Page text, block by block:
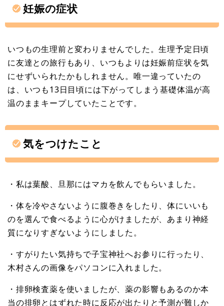
妊娠の症状
いつもの生理前と変わりませんでした。生理予定日頃
に友達との旅行もあり、いつもよりは妊娠前症状を気
にせずいられたかもしれません。唯一違っていたの
は、いつも13日目頃には下がってしまう基礎体温が高
温のままキープしていたことです。
気をつけたこと
・私は葉酸、旦那にはマカを飲んでもらいました。
・体を冷やさないように腹巻きをしたり、体にいいも
のを選んで食べるように心がけましたが、あまり神経
質になりすぎないようにしました。
・すがりたい気持ちで子宝神社へお参りに行ったり、
木村さんの画像をパソコンに入れました。
・排卵検査薬を使いましたが、薬の影響もあるのか本
当の排卵とはずれた時に反応が出たりと予測が難しか